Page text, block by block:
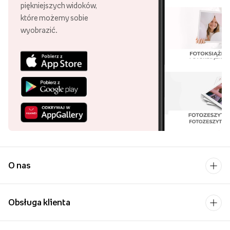
piękniejszych widoków,
które możemy sobie
wyobrazić.
O nas
Obsługa klienta